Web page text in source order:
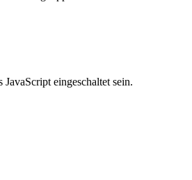
eingeschaltet sein.